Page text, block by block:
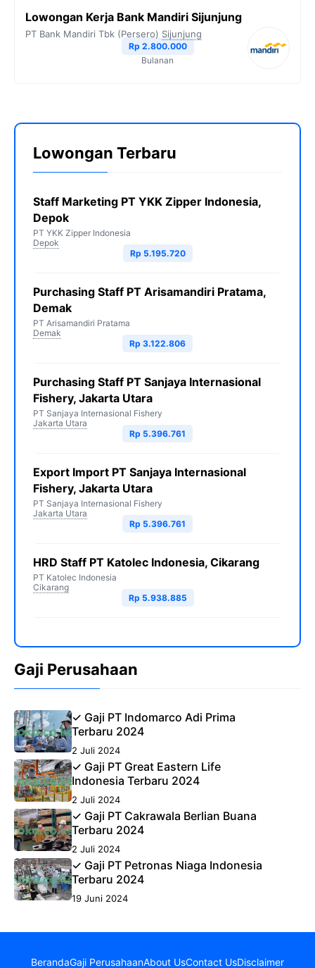
Lowongan Kerja Bank Mandiri Sijunjung
PT Bank Mandiri Tbk (Persero) Sijunjung
Rp 2.800.000
Bulanan
Lowongan Terbaru
Staff Marketing PT YKK Zipper Indonesia,
Depok
PT YKK Zipper Indonesia
Depok
Rp 5.195.720
Purchasing Staff PT Arisamandiri Pratama,
Demak
PT Arisamandiri Pratama
Demak
Rp 3.122.806
Purchasing Staff PT Sanjaya Internasional
Fishery, Jakarta Utara
PT Sanjaya Internasional Fishery
Jakarta Utara
Rp 5.396.761
Export Import PT Sanjaya Internasional
Fishery, Jakarta Utara
PT Sanjaya Internasional Fishery
Jakarta Utara
Rp 5.396.761
HRD Staff PT Katolec Indonesia, Cikarang
PT Katolec Indonesia
Cikarang
Rp 5.938.885
Gaji Perusahaan
✓ Gaji PT Indomarco Adi Prima
Terbaru 2024
2 Juli 2024
✓ Gaji PT Great Eastern Life
Indonesia Terbaru 2024
2 Juli 2024
✓ Gaji PT Cakrawala Berlian Buana
Terbaru 2024
2 Juli 2024
✓ Gaji PT Petronas Niaga Indonesia
Terbaru 2024
19 Juni 2024
BerandaGaji PerusahaanAbout UsContact UsDisclaimer